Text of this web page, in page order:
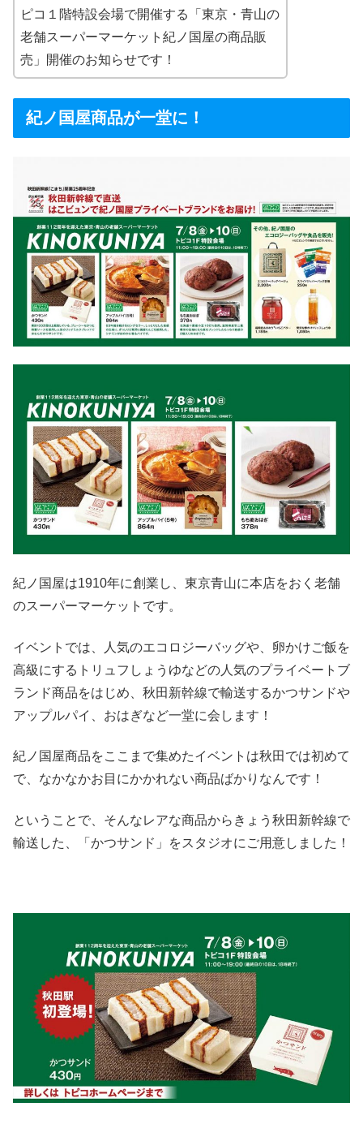
ピコ１階特設会場で開催する「東京・青山の
老舗スーパーマーケット紀ノ国屋の商品販
売」開催のお知らせです！
紀ノ国屋商品が一堂に！
紀ノ国屋は1910年に創業し、東京青山に本店をおく老舗
のスーパーマーケットです。
イベントでは、人気のエコロジーバッグや、卵かけご飯を
高級にするトリュフしょうゆなどの人気のプライベートブ
ランド商品をはじめ、秋田新幹線で輸送するかつサンドや
アップルパイ、おはぎなど一堂に会します！
紀ノ国屋商品をここまで集めたイベントは秋田では初めて
で、なかなかお目にかかれない商品ばかりなんです！
ということで、そんなレアな商品からきょう秋田新幹線で
輸送した、「かつサンド」をスタジオにご用意しました！